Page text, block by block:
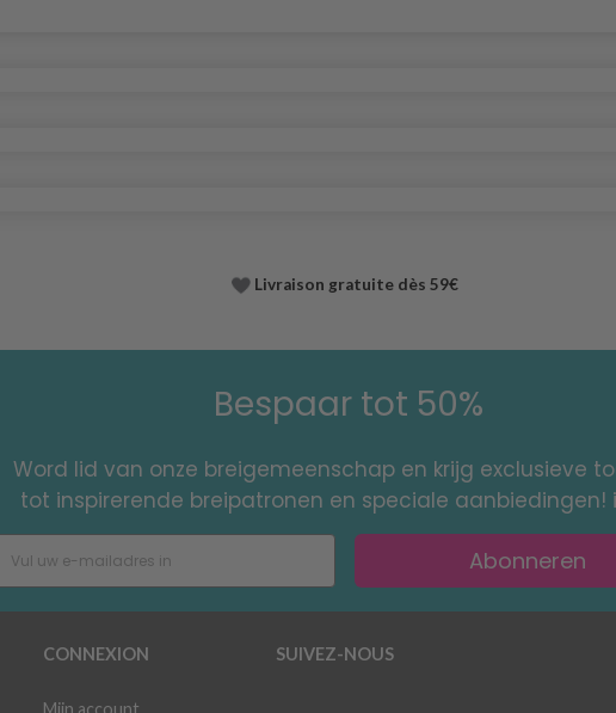
Livraison gratuite dès 59€
Bespaar tot 50%
Word lid van onze breigemeenschap en krijg exclusieve
tot inspirerende breipatronen en speciale aanbiedingen!
Abonneren
CONNEXION
Mijn account
SUIVEZ-NOUS